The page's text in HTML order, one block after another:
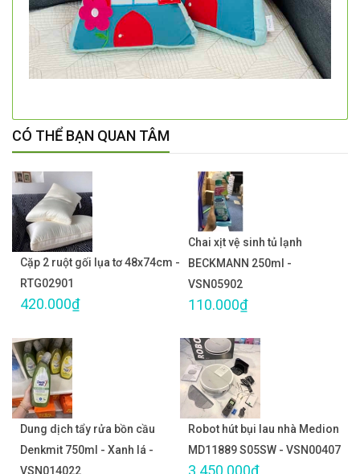
CÓ THỂ BẠN QUAN TÂM
Cặp 2 ruột gối lụa tơ 48x74cm -
RTG02901
420.000₫
Chai xịt vệ sinh tủ lạnh
BECKMANN 250ml -
VSN05902
110.000₫
Dung dịch tẩy rửa bồn cầu
Denkmit 750ml - Xanh lá -
VSN014022
Robot hút bụi lau nhà Medion
MD11889 S05SW - VSN00407